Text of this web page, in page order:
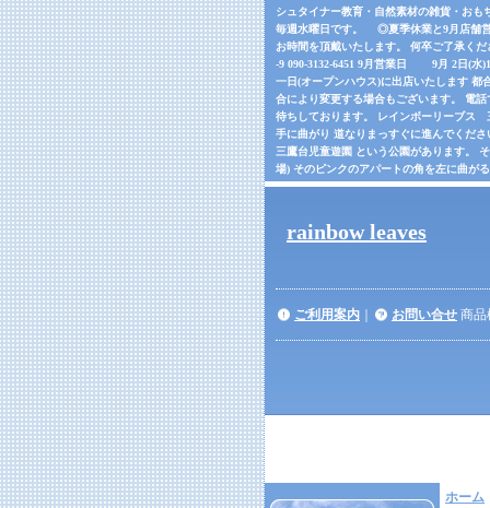
シュタイナー教育・自然素材の雑貨・お
毎週水曜日です。 ◎夏季休業と9月店舗営
お時間を頂戴いたします。 何卒ご了承く
-9 090-3132-6451 9月営業日 9月 2日(
一日(オープンハウス)に出店いたします 都
合により変更する場合もございます。 電
待ちしております。 レインボーリーブス
手に曲がり 道なりまっすぐに進んでくだ
三鷹台児童遊園 という公園があります。
場) そのピンクのアパートの角を左に曲が
rainbow leaves
ご利用案内 お問い合せ 商品
ホーム